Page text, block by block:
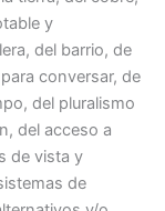
y
del barrio, de
conversar, de
del pluralismo
del acceso a
de vista y
de